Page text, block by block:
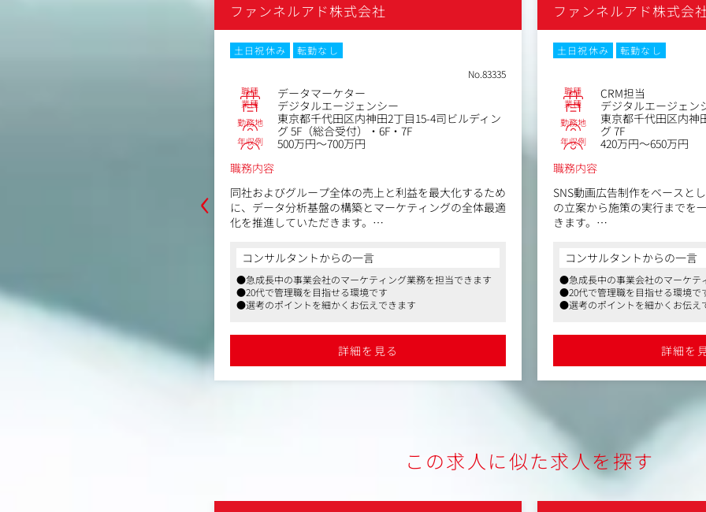
‹
：ROASや売上・利益の最大化に
特定、実行までのリード
ティング変革：データ分析から施
ス自動化・高度化の推進
る環境です
くお伝えできます
ファンネルアド株式会社
土日祝休み
転勤なし
No.83335
職種 データマーケター
業種 デジタルエージェンシー
勤務地
東京都千代田区内神田2丁目15-4司ビルディン
グ 5F（総合受付）・6F・7F
年収例
500万円～700万円
職務内容
同社およびグループ全体の売上と利益を最大化するため
に、データ分析基盤の構築とマーケティングの全体最適
化を推進していただきます。
【具体的には】
・データ分析基盤の構築：GCP(Google Cloud Platform)
等を活用したデータ基盤の整備・活用
・課題特定と改善提案：ROASや売上・利益の最大化に
向けたボトルネックの特定、実行までのリード
策実行までのプロセス自動化・高度化の推進
コンサルタントからの一言
●急成長中の事業会社のマーケティング業務を担当できます
●20代で管理職を目指せる環境です
●選考のポイントを細かくお伝えできます
詳細を見る
ファンネルアド株式会
土日祝休み 転勤なし
職種 CRM担当
業種 デジタルエージェン
勤務地
東京都千代田区内神
グ 7F
年収例
420万円～650万円
職務内容
SNS動画広告制作をベースと
の立案から施策の実行までを
きます。
【具体的には】
▼マーケティング戦略の立案
・商品・競合・消費者の行動
ための市場リサーチ
・リサーチした情報をもとに
▼戦略から施策実行へ
（例）動画広告、バナー広告
※動画編集やデザインなどは
・配信後、数値やデータを元
改善を行う
コンサルタントからの一言
●急成長中の事業会社のマーケテ
●20代で管理職を目指せる環境で
●選考のポイントを細かくお伝え
詳細を
この求人に似た求人を探す